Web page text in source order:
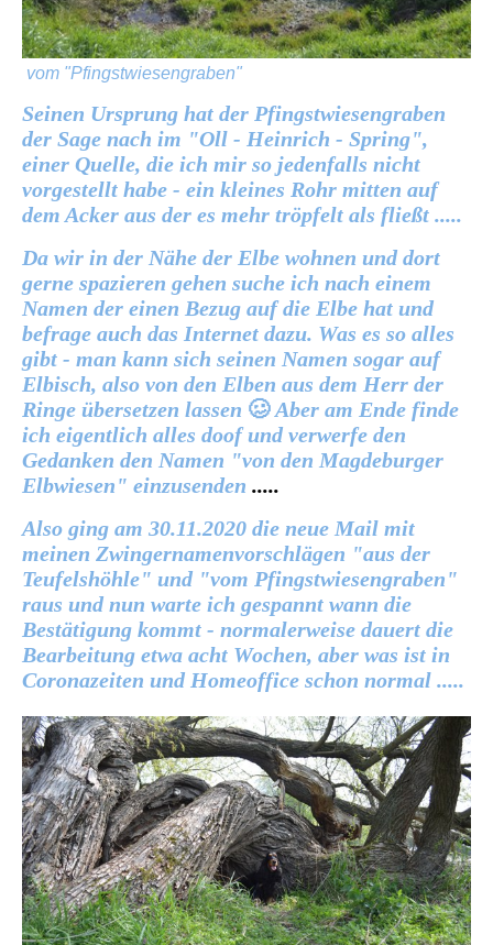
vom "Pfingstwiesengraben"
Seinen Ursprung hat der Pfingstwiesengraben
der Sage nach im "Oll - Heinrich - Spring",
einer Quelle, die ich mir so jedenfalls nicht
vorgestellt habe - ein kleines Rohr mitten auf
dem Acker aus der es mehr tröpfelt als fließt .....
Da wir in der Nähe der Elbe wohnen und dort
gerne spazieren gehen suche ich nach einem
Namen der einen Bezug auf die Elbe hat und
befrage auch das Internet dazu. Was es so alles
gibt - man kann sich seinen Namen sogar auf
Elbisch, also von den Elben aus dem Herr der
Ringe übersetzen lassen 🥴Aber am Ende finde
ich eigentlich alles doof und verwerfe den
Gedanken den Namen "von den Magdeburger
Elbwiesen" einzusenden .....
Also ging am 30.11.2020 die neue Mail mit
meinen Zwingernamenvorschlägen "aus der
Teufelshöhle" und "vom Pfingstwiesengraben"
raus und nun warte ich gespannt wann die
Bestätigung kommt - normalerweise dauert die
Bearbeitung etwa acht Wochen, aber was ist in
Coronazeiten und Homeoffice schon normal .....